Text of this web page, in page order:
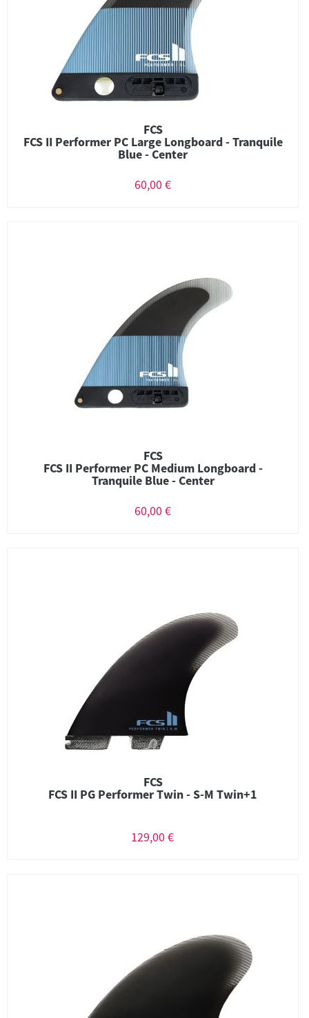
FCS
FCS II Performer PC Large Longboard - Tranquile
Blue - Center
60,00 €
FCS
FCS II Performer PC Medium Longboard -
Tranquile Blue - Center
60,00 €
FCS
FCS II PG Performer Twin - S-M Twin+1
129,00 €